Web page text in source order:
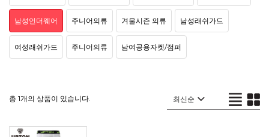
남성언더웨어 주니어의류 겨울시즌 의류 남성래쉬가드
여성래쉬가드 주니어의류 남여공용자켓/점퍼
총 1개의 상품이 있습니다.